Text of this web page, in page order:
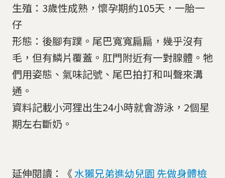
生殖：3歲性成熟，懷孕期約105天，一胎一
仔
形態：後腳有蹼。尾巴寬寬扁扁，幾乎沒有
毛，但有鱗片覆蓋。肛門附近有一對腺體。牠
們用姿態、氣味記號、尾巴拍打和叫聲來溝
通。
資料記載小河狸出生24小時就會游泳，2個星
期左右斷奶。
​延伸閱讀：《水獺兄弟進幼兒園 先做身體檢